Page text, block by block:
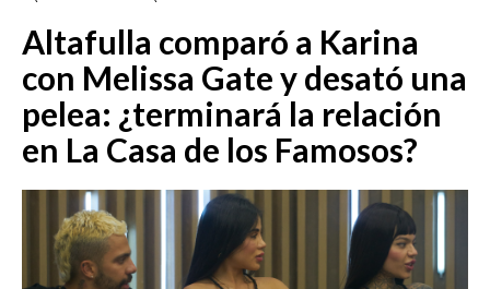
EMISIÓN 7:00 PM
Altafulla comparó a Karina
con Melissa Gate y desató una
pelea: ¿terminará la relación
en La Casa de los Famosos?